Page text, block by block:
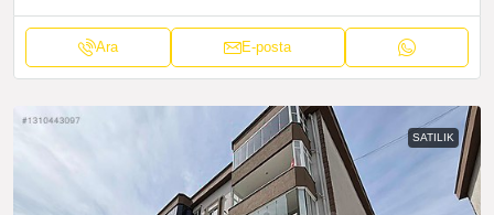
Ara E-posta
SATILIK